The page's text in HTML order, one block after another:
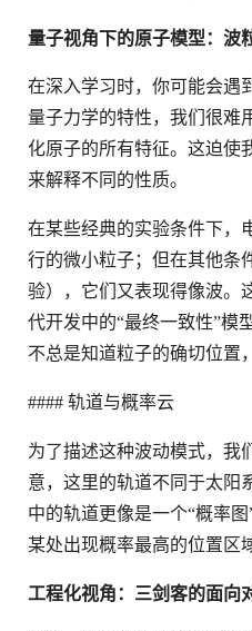
量子视角下的原子模型：波
在深入学习时，你可能会遇
量子力学的特性，我们很难
化原子的所有特征。这迫使
来解释不同的性质。
在某些经典的实验条件下，
行的微小粒子；但在其他条
验），它们又表现得像波。
代开发中的“最终一致性”
不总是知道粒子的确切位置
#### 轨道与概率云
为了描述这种波动模式，我
意，这里的轨道不同于太阳
中的轨道更像是一个“概率
某处出现概率最高的位置区
工程化视角：三剑客的面向